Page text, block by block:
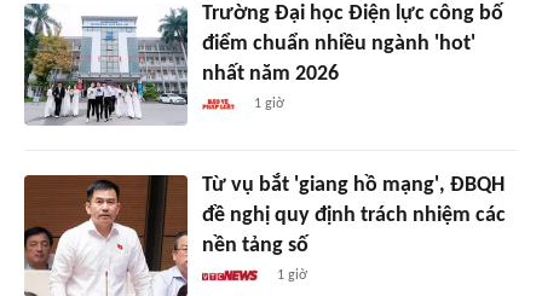
Trường Đại học Điện lực công bố
điểm chuẩn nhiều ngành 'hot'
nhất năm 2026
1 giờ
Từ vụ bắt 'giang hồ mạng', ĐBQH
đề nghị quy định trách nhiệm các
nền tảng số
1 giờ